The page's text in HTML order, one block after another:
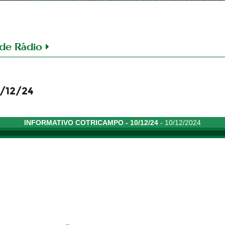
Rádio
12/24
INFORMATIVO COTRICAMPO - 10/12/24 - 10/12/2024